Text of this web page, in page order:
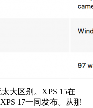
大区别。XPS 15在
17一同发布。从那